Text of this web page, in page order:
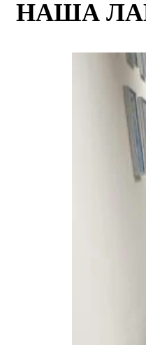
НАША